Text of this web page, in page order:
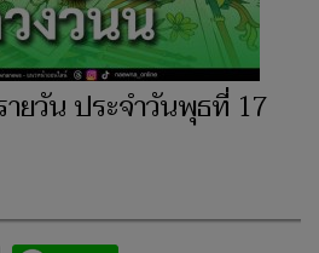
ยวัน ประจำวันพุธที่ 17